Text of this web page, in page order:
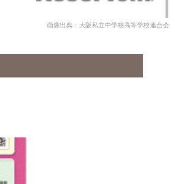
画像出典：大阪私立中学校高等学校連合会